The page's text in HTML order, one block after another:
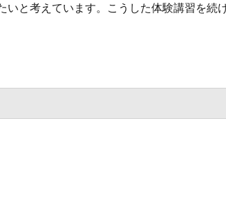
と考えています。こうした体験講習を続